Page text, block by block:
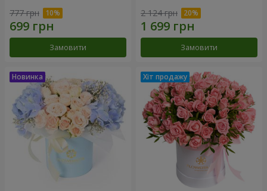
777 грн
Замовити
2 124 грн
Замовити